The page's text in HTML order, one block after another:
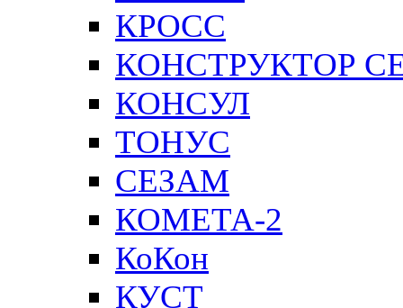
КРОСС
КОНСТРУКТОР
КОНСУЛ
ТОНУС
СЕЗАМ
КОМЕТА-2
КоКон
КУСТ